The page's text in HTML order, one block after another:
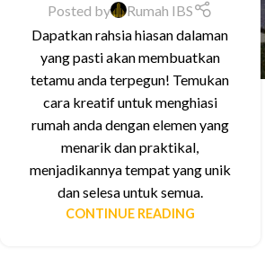
Posted by
Rumah IBS
Dapatkan rahsia hiasan dalaman
yang pasti akan membuatkan
tetamu anda terpegun! Temukan
cara kreatif untuk menghiasi
rumah anda dengan elemen yang
menarik dan praktikal,
menjadikannya tempat yang unik
dan selesa untuk semua.
CONTINUE READING